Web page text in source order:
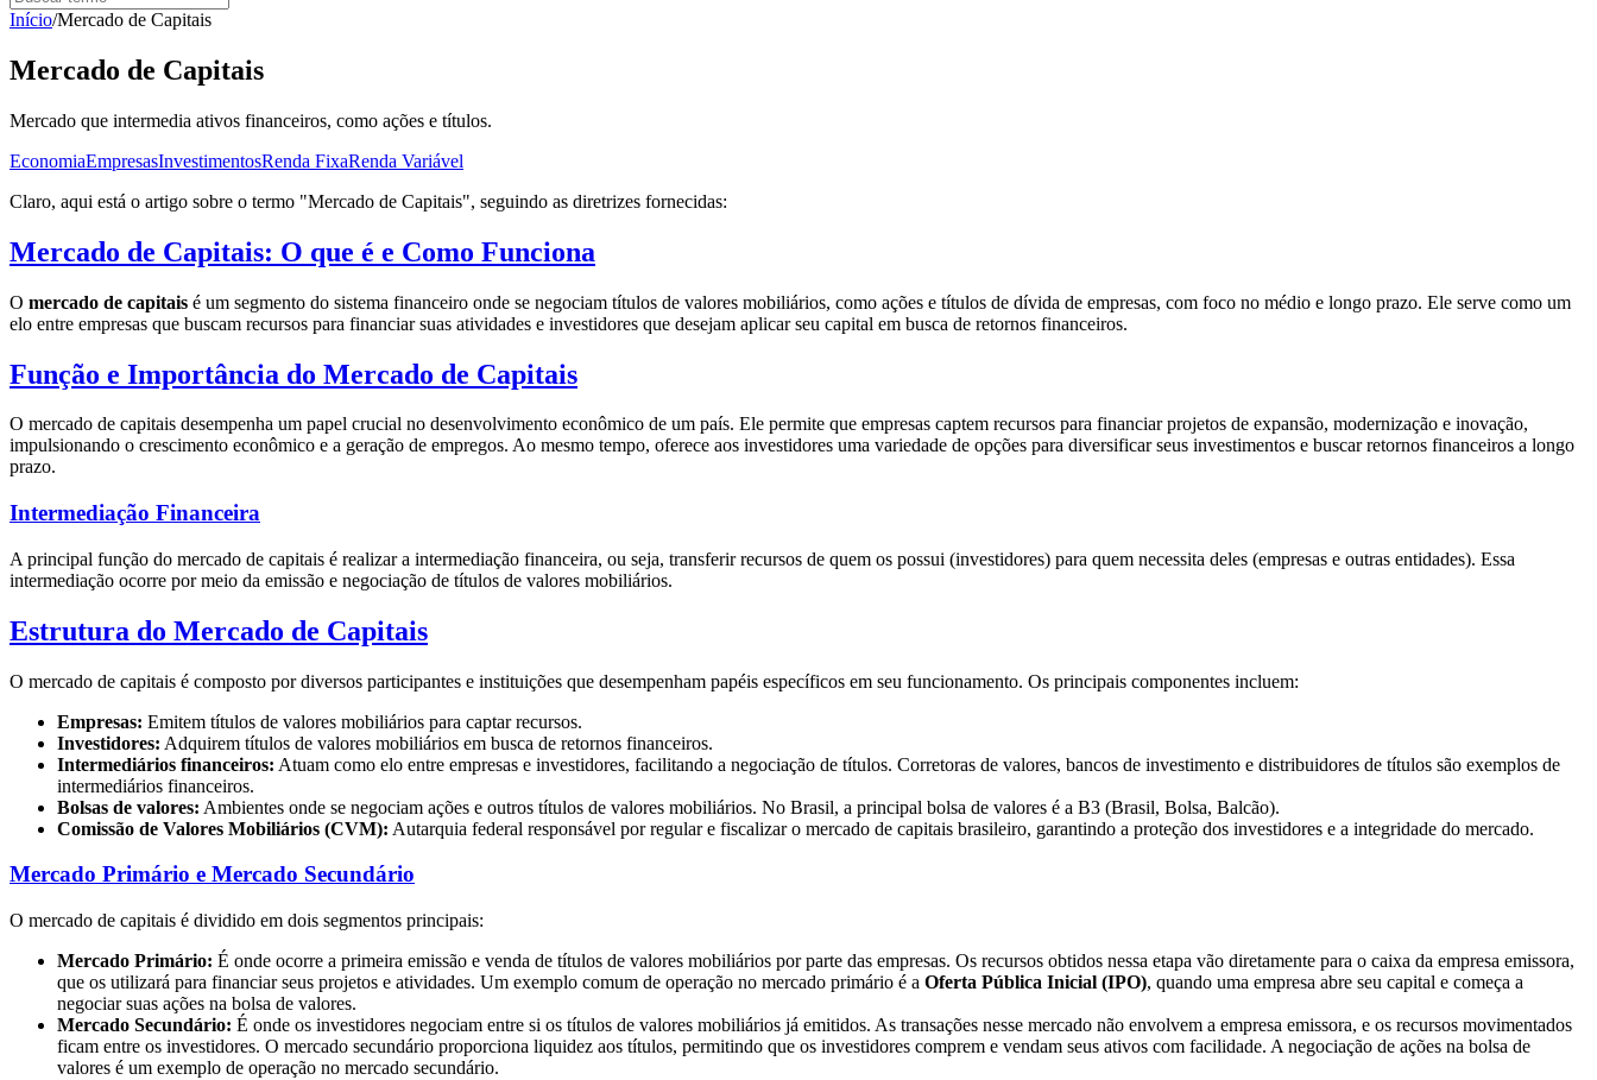
Início/Mercado de Capitais
Mercado de Capitais
Mercado que intermedia ativos financeiros, como ações e títulos.
EconomiaEmpresasInvestimentosRenda FixaRenda Variável
Claro, aqui está o artigo sobre o termo "Mercado de Capitais", seguindo as diretrizes fornecidas:
Mercado de Capitais: O que é e Como Funciona
O mercado de capitais é um segmento do sistema financeiro onde se negociam títulos de valores mobiliários, como ações e títulos de dívida de empresas, com foco no médio e longo prazo. Ele serve como um
elo entre empresas que buscam recursos para financiar suas atividades e investidores que desejam aplicar seu capital em busca de retornos financeiros.
Função e Importância do Mercado de Capitais
O mercado de capitais desempenha um papel crucial no desenvolvimento econômico de um país. Ele permite que empresas captem recursos para financiar projetos de expansão, modernização e inovação,
impulsionando o crescimento econômico e a geração de empregos. Ao mesmo tempo, oferece aos investidores uma variedade de opções para diversificar seus investimentos e buscar retornos financeiros a longo
prazo.
Intermediação Financeira
A principal função do mercado de capitais é realizar a intermediação financeira, ou seja, transferir recursos de quem os possui (investidores) para quem necessita deles (empresas e outras entidades). Essa
intermediação ocorre por meio da emissão e negociação de títulos de valores mobiliários.
Estrutura do Mercado de Capitais
O mercado de capitais é composto por diversos participantes e instituições que desempenham papéis específicos em seu funcionamento. Os principais componentes incluem:
Empresas: Emitem títulos de valores mobiliários para captar recursos.
Investidores: Adquirem títulos de valores mobiliários em busca de retornos financeiros.
Intermediários financeiros: Atuam como elo entre empresas e investidores, facilitando a negociação de títulos. Corretoras de valores, bancos de investimento e distribuidores de títulos são exemplos de
intermediários financeiros.
Bolsas de valores: Ambientes onde se negociam ações e outros títulos de valores mobiliários. No Brasil, a principal bolsa de valores é a B3 (Brasil, Bolsa, Balcão).
Comissão de Valores Mobiliários (CVM): Autarquia federal responsável por regular e fiscalizar o mercado de capitais brasileiro, garantindo a proteção dos investidores e a integridade do mercado.
Mercado Primário e Mercado Secundário
O mercado de capitais é dividido em dois segmentos principais:
Mercado Primário: É onde ocorre a primeira emissão e venda de títulos de valores mobiliários por parte das empresas. Os recursos obtidos nessa etapa vão diretamente para o caixa da empresa emissora,
que os utilizará para financiar seus projetos e atividades. Um exemplo comum de operação no mercado primário é a Oferta Pública Inicial (IPO), quando uma empresa abre seu capital e começa a
negociar suas ações na bolsa de valores.
Mercado Secundário: É onde os investidores negociam entre si os títulos de valores mobiliários já emitidos. As transações nesse mercado não envolvem a empresa emissora, e os recursos movimentados
ficam entre os investidores. O mercado secundário proporciona liquidez aos títulos, permitindo que os investidores comprem e vendam seus ativos com facilidade. A negociação de ações na bolsa de
valores é um exemplo de operação no mercado secundário.